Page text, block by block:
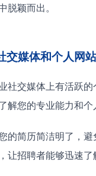
脱颖而出。
交媒体和个人网站
社交媒体上有活跃
解您的专业能力和个
的简历简洁明了，
让招聘者能够迅速